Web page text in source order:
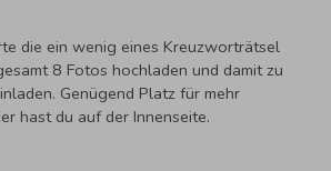
die ein wenig eines Kreuzworträtsel
8 Fotos hochladen und damit zu
Genügend Platz für mehr
hast du auf der Innenseite.